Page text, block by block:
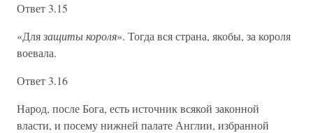
Ответ 3.15
«Длязащиты короля». Тогда вся страна, якобы, за короля
воевала.
Ответ 3.16
Народ, после Бога, есть источник всякой законной
власти, и посему нижней палате Англии, избранной